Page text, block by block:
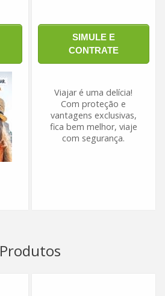
Viajar é uma delícia!
Com proteção e
vantagens exclusivas,
fica bem melhor, viaje
com segurança.
SIMULE E
CONTRATE
Produtos